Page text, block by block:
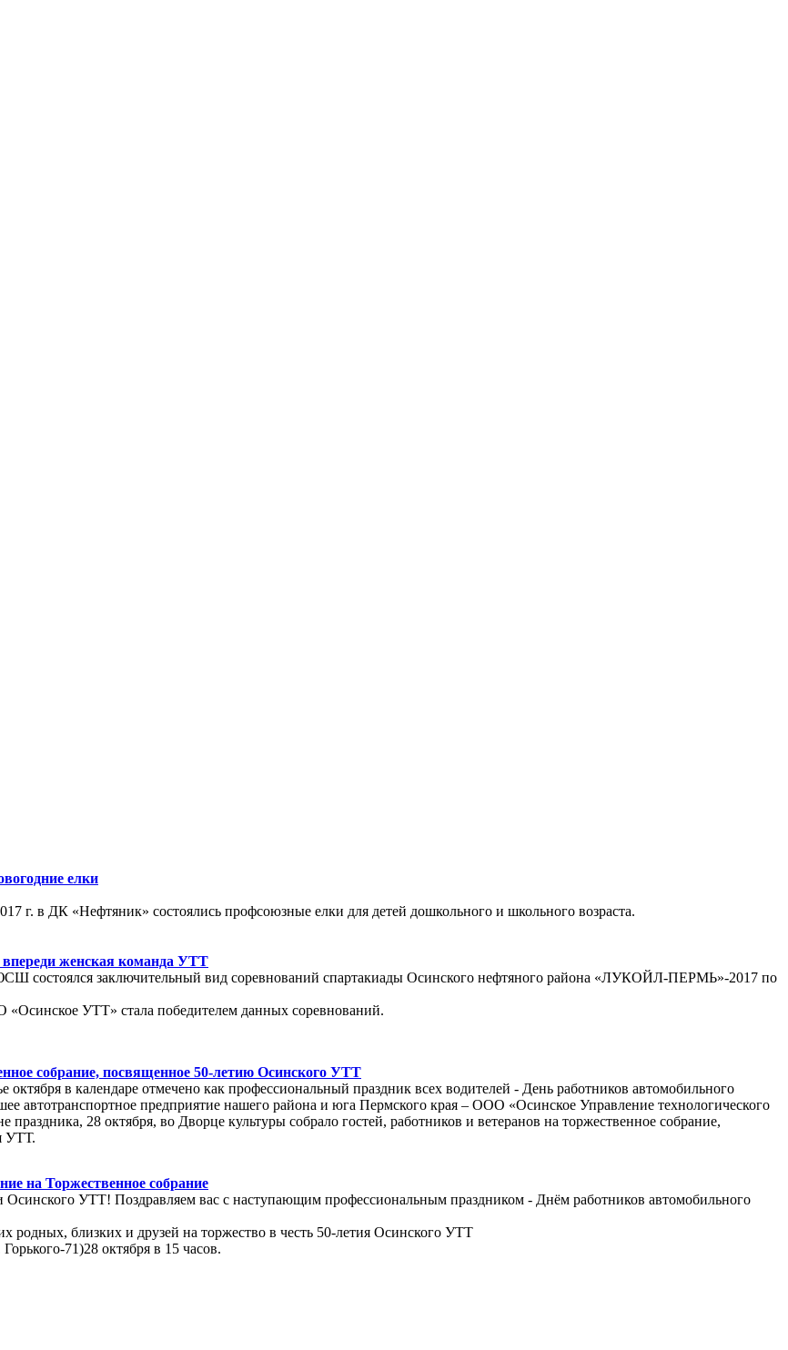
елки
г. в ДК «Нефтяник» состоялись профсоюзные елки для детей дошкольного и школьного возраста.
женская команда УТТ
состоялся заключительный вид соревнований спартакиады Осинского нефтяного района «ЛУКОЙЛ-ПЕРМЬ»-2017 по
УТТ» стала победителем данных соревнований.
собрание, посвященное 50-летию Осинского УТТ
октября в календаре отмечено как профессиональный праздник всех водителей - День работников автомобильного
автотранспортное предприятие нашего района и юга Пермского края – ООО «Осинское Управление технологического
праздника, 28 октября, во Дворце культуры собрало гостей, работников и ветеранов на торжественное собрание,
УТТ.
на Торжественное собрание
Осинского УТТ! Поздравляем вас с наступающим профессиональным праздником - Днём работников автомобильного
родных, близких и друзей на торжество в честь 50-летия Осинского УТТ
71)28 октября в 15 часов.